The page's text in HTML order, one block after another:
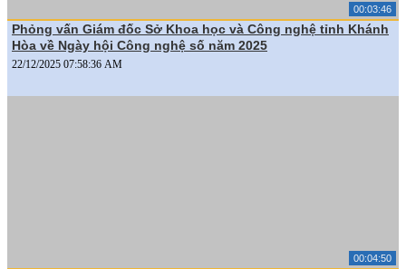
00:03:46
Phỏng vấn Giám đốc Sở Khoa học và Công nghệ tỉnh Khánh
Hòa về Ngày hội Công nghệ số năm 2025
22/12/2025 07:58:36 AM
00:04:50